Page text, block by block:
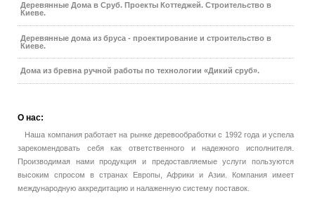
Деревянные Дома в Сруб. Проекты Коттеджей. Строительство в
Киеве.
Деревянные дома из бруса - проектирование и строительство в
Киеве.
Дома из бревна ручной работы по технологии «Дикий сруб».
О нас:
Наша компания работает на рынке деревообработки с 1992 года и успела
зарекомендовать себя как ответственного и надежного исполнителя.
Производимая нами продукция и предоставляемые услуги пользуются
высоким спросом в странах Европы, Африки и Азии. Компания имеет
международную аккредитацию и налаженную систему поставок.